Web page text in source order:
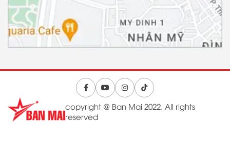
copyright @ Ban Mai 2022. All rights
reserved